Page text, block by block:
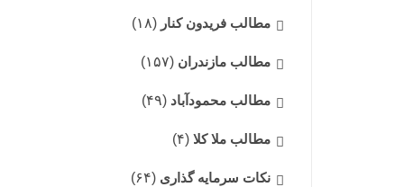
مطالب فریدون کنار (۱۸)
مطالب مازندران (۱۵۷)
مطالب محمودآباد (۴۹)
مطالب ملا کلا (۴)
نکات سرمایه گذاری (۶۴)